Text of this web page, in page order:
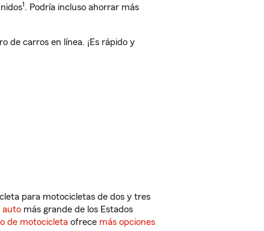
1. Podría incluso ahorrar más
de carros en línea. ¡Es rápido y
para motocicletas de dos y tres
auto más grande de los Estados
de motocicleta ofrece más opciones